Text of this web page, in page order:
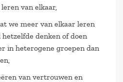
van elkaar,
we meer van elkaar leren
denken of doen
in heterogene groepen dan
van vertrouwen en